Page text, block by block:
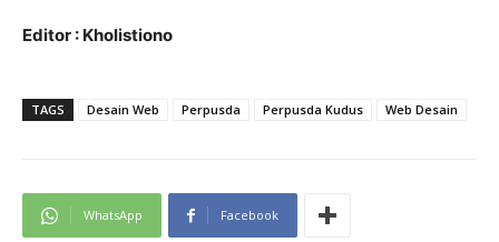
Editor : Kholistiono
TAGS Desain Web Perpusda Perpusda Kudus Web Desain
WhatsApp Facebook